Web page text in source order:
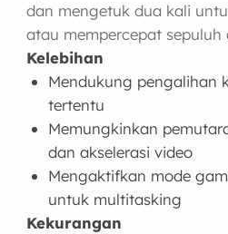
dan mengetuk dua kali
atau mempercepat sepuluh
Kelebihan
Mendukung pengalihan
tertentu
Memungkinkan
dan akselerasi video
Mengaktifkan mode
untuk multitasking
Kekurangan